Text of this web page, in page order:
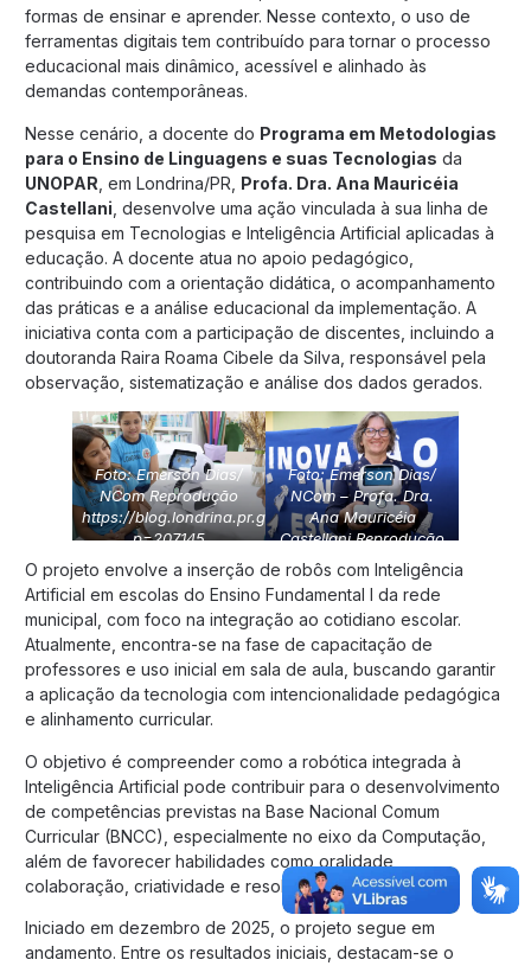
formas de ensinar e aprender. Nesse contexto, o uso de
ferramentas digitais tem contribuído para tornar o processo
educacional mais dinâmico, acessível e alinhado às
demandas contemporâneas.
Nesse cenário, a docente do Programa em Metodologias
para o Ensino de Linguagens e suas Tecnologias da
UNOPAR , em Londrina/PR, Profa. Dra. Ana Mauricéia
Castellani , desenvolve uma ação vinculada à sua linha de
pesquisa em Tecnologias e Inteligência Artificial aplicadas à
educação. A docente atua no apoio pedagógico,
contribuindo com a orientação didática, o acompanhamento
das práticas e a análise educacional da implementação. A
iniciativa conta com a participação de discentes, incluindo a
doutoranda Raira Roama Cibele da Silva, responsável pela
observação, sistematização e análise dos dados gerados.
Foto: Emerson Dias/
NCom Reprodução
https://blog.londrina.pr.gov.br/?
p=207145
Foto: Emerson Dias/
NCom – Profa. Dra.
Ana Mauricéia
CastellaniReprodução
https://blog.londrina.pr.gov.br/?
p=207145
O projeto envolve a inserção de robôs com Inteligência
Artificial em escolas do Ensino Fundamental I da rede
municipal, com foco na integração ao cotidiano escolar.
Atualmente, encontra-se na fase de capacitação de
professores e uso inicial em sala de aula, buscando garantir
a aplicação da tecnologia com intencionalidade pedagógica
e alinhamento curricular.
O objetivo é compreender como a robótica integrada à
Inteligência Artificial pode contribuir para o desenvolvimento
de competências previstas na Base Nacional Comum
Curricular (BNCC), especialmente no eixo da Computação,
além de favorecer habilidades como oralidade,
colaboração, criatividade e resolução de problemas.
Iniciado em dezembro de 2025, o projeto segue em
andamento. Entre os resultados iniciais, destacam-se o